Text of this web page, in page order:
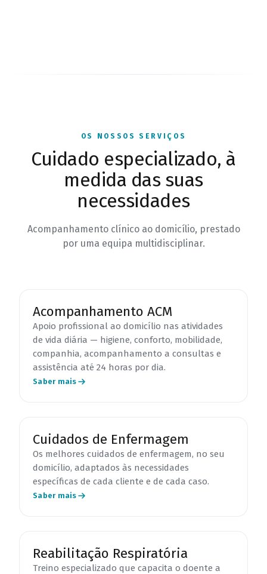
OS NOSSOS SERVIÇOS
Cuidado especializado, à
medida das suas
necessidades
Acompanhamento clínico ao domicílio, prestado
por uma equipa multidisciplinar.
Acompanhamento ACM
Apoio profissional ao domicílio nas atividades
de vida diária — higiene, conforto, mobilidade,
companhia, acompanhamento a consultas e
assistência até 24 horas por dia.
Saber mais
Cuidados de Enfermagem
Os melhores cuidados de enfermagem, no seu
domicílio, adaptados às necessidades
específicas de cada cliente e de cada caso.
Saber mais
Reabilitação Respiratória
Treino especializado que capacita o doente a